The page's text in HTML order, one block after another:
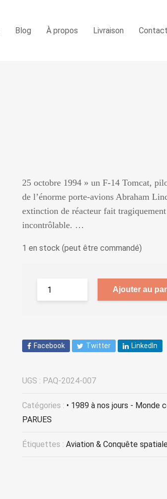
Blog À propos Livraison
25 octobre 1994 » un F-14 Tomcat,
de l’énorme porte-avions Abraham
extinction de réacteur fait
incontrôlable. …
1 en stock (peut être commandé)
Ajouter au
Facebook Twitter LinkedIn
UGS : PAQ-2024-007
Catégories : • 1989 à nos jours - Monde
PARUES
Étiquettes : Aviation & Conquête